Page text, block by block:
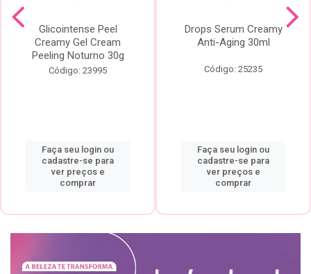
Glicointense Peel
Creamy Gel Cream
Peeling Noturno 30g
Código: 23995
Faça seu login ou
cadastre-se para
ver preços e
comprar
Drops Serum Creamy
Anti-Aging 30ml
Código: 25235
Faça seu login ou
cadastre-se para
ver preços e
comprar